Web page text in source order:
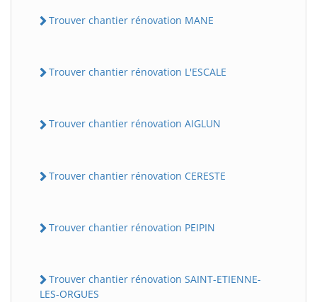
Trouver chantier rénovation MANE
Trouver chantier rénovation L'ESCALE
Trouver chantier rénovation AIGLUN
Trouver chantier rénovation CERESTE
Trouver chantier rénovation PEIPIN
Trouver chantier rénovation SAINT-ETIENNE-
LES-ORGUES